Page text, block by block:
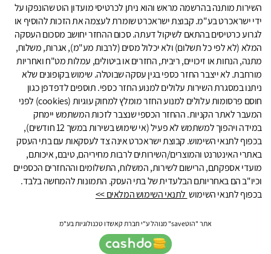
השירות מותנה בהרשמה מראש והוא ניתן לכרטיסי מועדון הוט שהונפקו על
ידי ישראכרט בע"מ. קבוצת ישראכרט שומרת לעצמה את הזכות להוסיף או
לגרוע כרטיסים בהתאם לשיקול דעתה. סכום ההחזר יחושב מסכום העסקה
המלא (לא לפי כל תשלום) ולא יכלול מסים (לרבות מע"מ), אגרות, משלוח,
מתנה, הנחות או זיכויים, ריבית, החזרים או ביטולים, עמלות מט"ח ואחריות
מורחבת. לא ייצבר החזר כספי בגין עסקה שבוטלה. שימוש בקופונים שלא
ניתנו במסגרת השירות עלולים למנוע החזר כספי. תוספים לדפדפן כגון
חוסם פרסומות עלולים למנוע החזר מומלץ למחוק עוגיות (cookies) לפני
המעבר לאתר הקניות. ההחזר הכספי שנצבר לזכות המשתמש יימחק
במידה ויהפוך למשתמש לא פעיל (אי שימוש בשירות במשך 12 חודשים),
בכפוף לתנאי השימוש. קבוצת ישראכרט אינה צד לעסקאות עם בתי העסק
באתרי האינטרנט והמוצרים/השירותים לרבות מחיריהם, טיבם, איכותם,
מועדי אספקתם, הרישום לשירות, המשלוח, התשלומים וההחזרים הכספיים
וכיו"ב הם באחריותם הבלעדית של בתי העסק. התמונות להמחשה בלבד.
בכפוף לתנאי השימוש לתנאי השימוש המלאים >>
אתר "הוטsave" מנוהל ע"י חברת קאשדו טכנולוגיות בע"מ